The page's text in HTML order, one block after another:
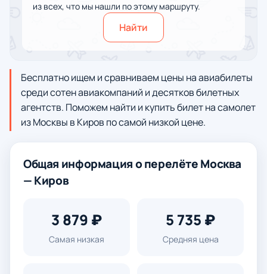
из всех, что мы нашли по этому маршруту.
Найти
Бесплатно ищем и сравниваем цены на авиабилеты
среди сотен авиакомпаний и десятков билетных
агентств. Поможем найти и купить билет на самолет
из Москвы в Киров по самой низкой цене.
Общая информация о перелёте Москва
— Киров
3 879 ₽
Самая низкая
5 735 ₽
Средняя цена